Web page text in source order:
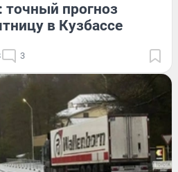
точный прогноз
в Кузбассе
3